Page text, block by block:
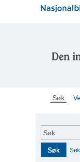
Den
Søk
Søk
Søk